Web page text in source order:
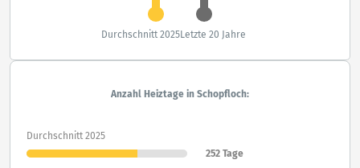
Durchschnitt 2025Letzte 20 Jahre
Anzahl Heiztage in Schopfloch:
Durchschnitt 2025
252 Tage